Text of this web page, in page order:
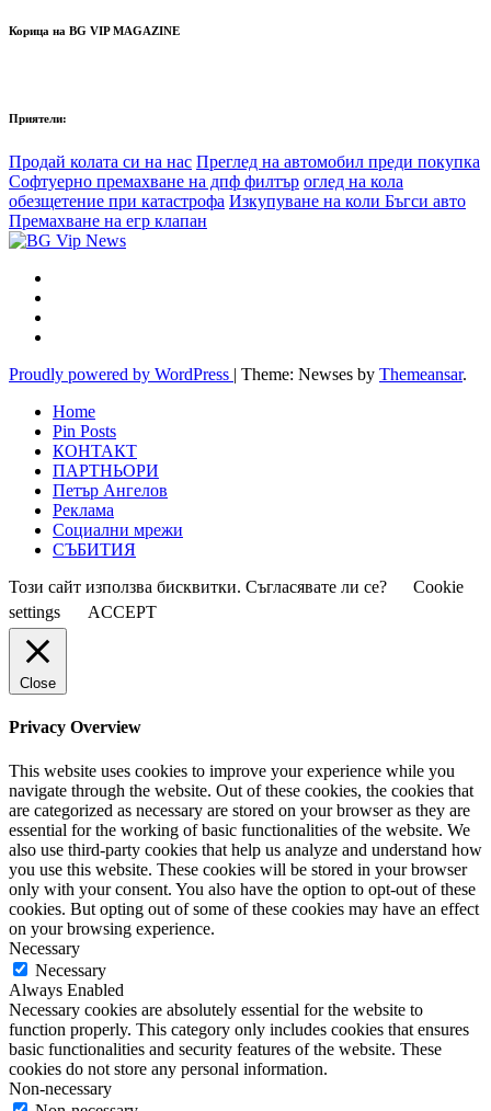
Корица на BG VIP MAGAZINE
Приятели:
Продай колата си на нас Преглед на автомобил преди покупка
Софтуерно премахване на дпф филтър оглед на кола
обезщетение при катастрофа Изкупуване на коли Бъгси авто
Премахване на егр клапан
Proudly powered by WordPress | Theme: Newses by Themeansar.
Home
Pin Posts
КОНТАКТ
ПАРТНЬОРИ
Петър Ангелов
Реклама
Социални мрежи
СЪБИТИЯ
Този сайт използва бисквитки. Съгласявате ли се?
Cookie
settings
ACCEPT
Close
Privacy Overview
This website uses cookies to improve your experience while you
navigate through the website. Out of these cookies, the cookies that
are categorized as necessary are stored on your browser as they are
essential for the working of basic functionalities of the website. We
also use third-party cookies that help us analyze and understand how
you use this website. These cookies will be stored in your browser
only with your consent. You also have the option to opt-out of these
cookies. But opting out of some of these cookies may have an effect
on your browsing experience.
Necessary
Necessary
Always Enabled
Necessary cookies are absolutely essential for the website to
function properly. This category only includes cookies that ensures
basic functionalities and security features of the website. These
cookies do not store any personal information.
Non-necessary